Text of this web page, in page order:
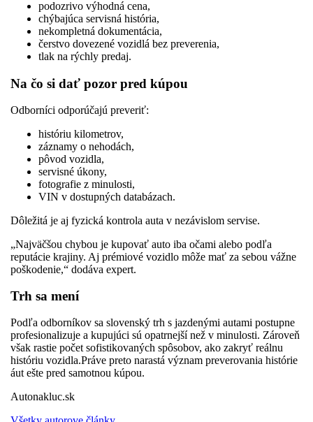
podozrivo výhodná cena,
chýbajúca servisná história,
nekompletná dokumentácia,
čerstvo dovezené vozidlá bez preverenia,
tlak na rýchly predaj.
Na čo si dať pozor pred kúpou
Odborníci odporúčajú preveriť:
históriu kilometrov,
záznamy o nehodách,
pôvod vozidla,
servisné úkony,
fotografie z minulosti,
VIN v dostupných databázach.
Dôležitá je aj fyzická kontrola auta v nezávislom servise.
„Najväčšou chybou je kupovať auto iba očami alebo podľa
reputácie krajiny. Aj prémiové vozidlo môže mať za sebou vážne
poškodenie,“ dodáva expert.
Trh sa mení
Podľa odborníkov sa slovenský trh s jazdenými autami postupne
profesionalizuje a kupujúci sú opatrnejší než v minulosti. Zároveň
však rastie počet sofistikovaných spôsobov, ako zakryť reálnu
históriu vozidla.Práve preto narastá význam preverovania histórie
áut ešte pred samotnou kúpou.
Autonakluc.sk